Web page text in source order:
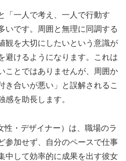
「一人で考え、一人で行動す
いです。周囲と無理に同調する
観を大切にしたいという意識が
避けるようになります。これは
ことではありませんが、周囲か
き合いが悪い」と誤解されるこ
感を助長します。
性・デザイナー）は、職場のラ
参加せず、自分のペースで仕事
中して効率的に成果を出す彼女